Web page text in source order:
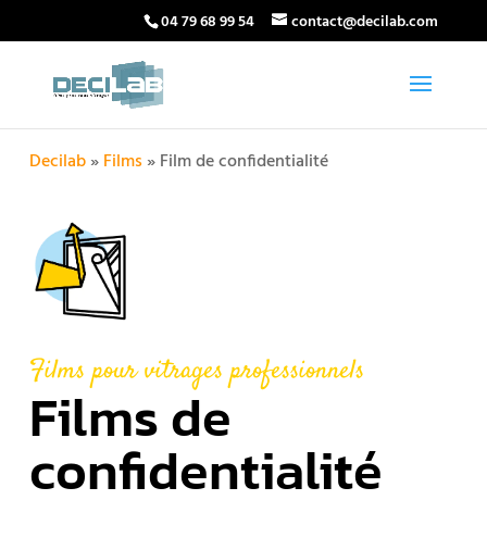
04 79 68 99 54 contact@decilab.com
Decilab»Films»Film de confidentialité
Films pour vitrages professionnels
Films de
confidentialité